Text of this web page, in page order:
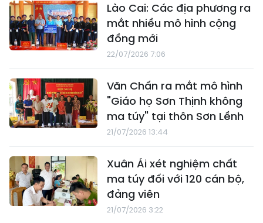
Lào Cai: Các địa phương ra
mắt nhiều mô hình cộng
đồng mới
22/07/2026 7:06
Văn Chấn ra mắt mô hình
"Giáo họ Sơn Thịnh không
ma túy" tại thôn Sơn Lềnh
21/07/2026 13:44
Xuân Ái xét nghiệm chất
ma túy đối với 120 cán bộ,
đảng viên
21/07/2026 3:22